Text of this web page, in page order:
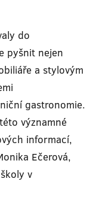
do
pyšnit nejen
a stylovým
gastronomie.
významné
informací,
Ečerová,
v